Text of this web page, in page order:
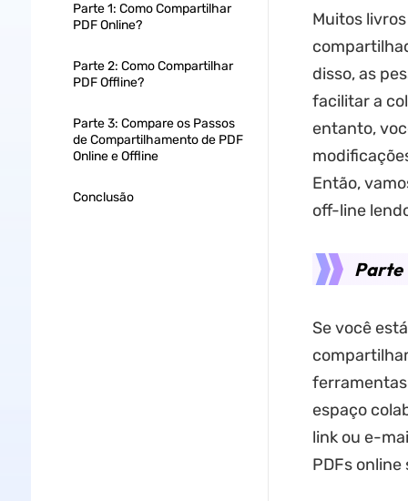
Parte 1: Como Compartilhar
PDF Online?
Parte 2: Como Compartilhar
PDF Offline?
Parte 3: Compare os Passos
de Compartilhamento de PDF
Online e Offline
Conclusão
Muitos
disso, as
facilitar a
entanto,
Então,
off-line
Parte
Se você
espaço
link ou e-
PDFs